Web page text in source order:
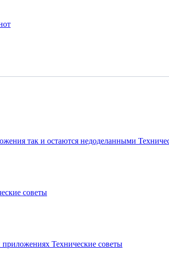
так и остаются недоделанными
советы
приложениях Технические советы